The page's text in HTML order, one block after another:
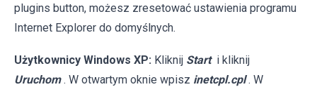
plugins button, możesz zresetować ustawienia programu
Internet Explorer do domyślnych.
Użytkownicy Windows XP: Kliknij Start i kliknij
Uruchom . W otwartym oknie wpisz inetcpl.cpl . W